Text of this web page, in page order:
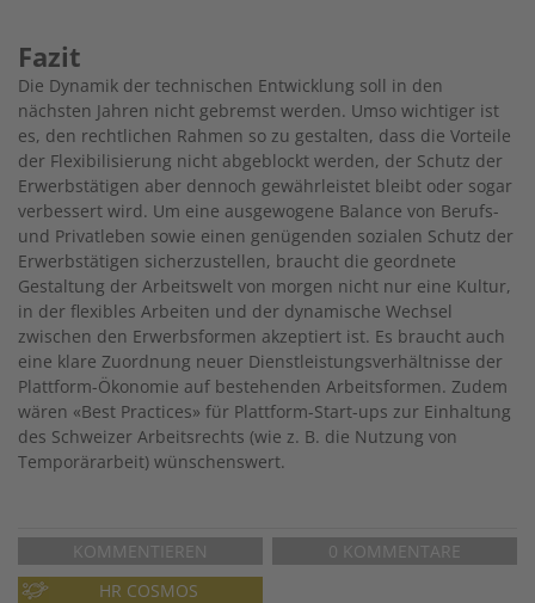
Fazit
Die Dynamik der technischen Entwicklung soll in den
nächsten Jahren nicht gebremst werden. Umso wichtiger ist
es, den rechtlichen Rahmen so zu gestalten, dass die Vorteile
der Flexibilisierung nicht abgeblockt werden, der Schutz der
Erwerbstätigen aber dennoch gewährleistet bleibt oder sogar
verbessert wird. Um eine ausgewogene Balance von Berufs-
und Privatleben sowie einen genügenden sozialen Schutz der
Erwerbstätigen sicherzustellen, braucht die geordnete
Gestaltung der Arbeitswelt von morgen nicht nur eine Kultur,
in der flexibles Arbeiten und der dynamische Wechsel
zwischen den Erwerbsformen akzeptiert ist. Es braucht auch
eine klare Zuordnung neuer Dienstleistungsverhältnisse der
Plattform-Ökonomie auf bestehenden Arbeitsformen. Zudem
wären «Best Practices» für Plattform-Start-ups zur Einhaltung
des Schweizer Arbeitsrechts (wie z. B. die Nutzung von
Temporärarbeit) wünschenswert.
KOMMENTIEREN
0 KOMMENTARE
HR COSMOS